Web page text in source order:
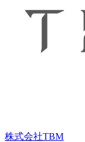
株式会社TBM